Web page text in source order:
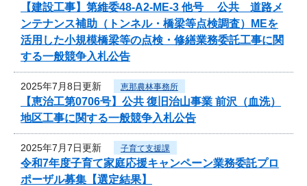
【建設工事】第維委48-A2-ME-3 他号 公共 道路メ
ンテナンス補助（トンネル・橋梁等点検調査）MEを
活用した小規模橋梁等の点検・修繕業務委託工事に関
する一般競争入札公告
2025年7月8日更新 恵那農林事務所
【恵治工第0706号】公共 復旧治山事業 前沢（血洗）
地区工事に関する一般競争入札公告
2025年7月7日更新 子育て支援課
令和7年度子育て家庭応援キャンペーン業務委託プロ
ポーザル募集【選定結果】